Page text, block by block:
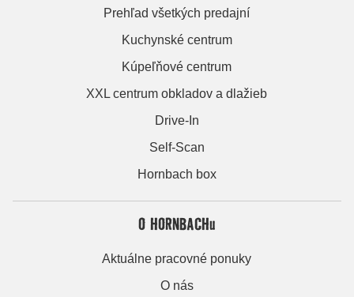
Prehľad všetkých predajní
Kuchynské centrum
Kúpeľňové centrum
XXL centrum obkladov a dlažieb
Drive-In
Self-Scan
Hornbach box
O HORNBACHu
Aktuálne pracovné ponuky
O nás